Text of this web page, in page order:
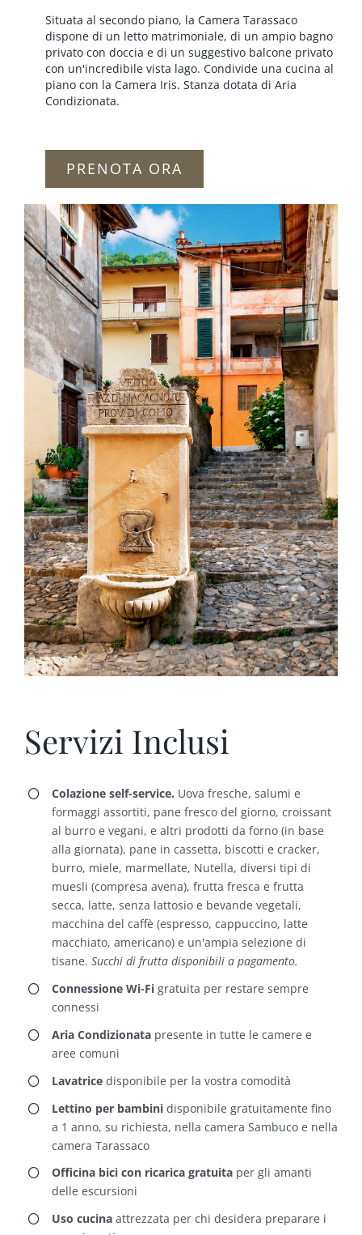
Situata al secondo piano, la Camera Tarassaco
dispone di un letto matrimoniale, di un ampio bagno
privato con doccia e di un suggestivo balcone privato
con un'incredibile vista lago. Condivide una cucina al
piano con la Camera Iris. Stanza dotata di Aria
Condizionata.
PRENOTA ORA
Servizi Inclusi
Colazione self-service. Uova fresche, salumi e
formaggi assortiti, pane fresco del giorno, croissant
al burro e vegani, e altri prodotti da forno (in base
alla giornata), pane in cassetta, biscotti e cracker,
burro, miele, marmellate, Nutella, diversi tipi di
muesli (compresa avena), frutta fresca e frutta
secca, latte, senza lattosio e bevande vegetali,
macchina del caffè (espresso, cappuccino, latte
macchiato, americano) e un'ampia selezione di
tisane. Succhi di frutta disponibili a pagamento.
Connessione Wi-Figratuita per restare sempre
connessi
Aria Condizionatapresente in tutte le camere e
aree comuni
Lavatricedisponibile per la vostra comodità
Lettino per bambinidisponibile gratuitamente fino
a 1 anno, su richiesta, nella camera Sambuco e nella
camera Tarassaco
Officina bici con ricarica gratuitaper gli amanti
delle escursioni
Uso cucinaattrezzata per chi desidera preparare i